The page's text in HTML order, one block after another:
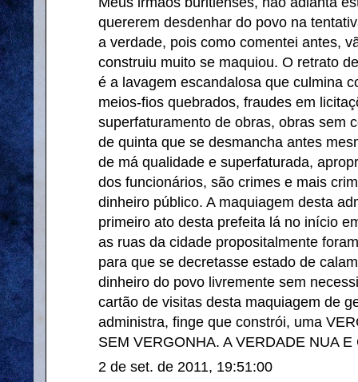
quererem desdenhar do povo na
a verdade, pois como comentei antes,
construiu muito se maquiou. O retrato
é a lavagem escandalosa que culmina
meios-fios quebrados, fraudes em
superfaturamento de obras, obras sem
de quinta que se desmancha antes
de má qualidade e superfaturada,
dos funcionários, são crimes e mais
dinheiro público. A maquiagem desta
primeiro ato desta prefeita lá no início
as ruas da cidade propositalmente
para que se decretasse estado de
dinheiro do povo livremente sem
cartão de visitas desta maquiagem de
administra, finge que constrói, uma
SEM VERGONHA. A VERDADE NUA
2 de set. de 2011, 19:51:00